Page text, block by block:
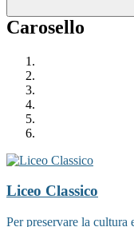
Carosello
Liceo Classico
Per preservare la